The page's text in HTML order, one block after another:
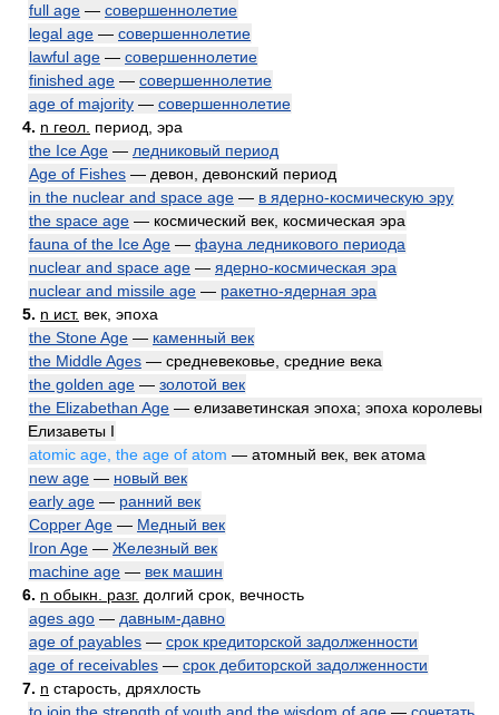
full age — совершеннолетие
legal age — совершеннолетие
lawful age — совершеннолетие
finished age — совершеннолетие
age of majority — совершеннолетие
4. n геол. период, эра
the Ice Age — ледниковый период
Age of Fishes — девон, девонский период
in the nuclear and space age — в ядерно-космическую эру
the space age — космический век, космическая эра
fauna of the Ice Age — фауна ледникового периода
nuclear and space age — ядерно-космическая эра
nuclear and missile age — ракетно-ядерная эра
5. n ист. век, эпоха
the Stone Age — каменный век
the Middle Ages — средневековье, средние века
the golden age — золотой век
the Elizabethan Age — елизаветинская эпоха; эпоха королевы
Елизаветы I
atomic age, the age of atom — атомный век, век атома
new age — новый век
early age — ранний век
Copper Age — Медный век
Iron Age — Железный век
machine age — век машин
6. n обыкн. разг. долгий срок, вечность
ages ago — давным-давно
age of payables — срок кредиторской задолженности
age of receivables — срок дебиторской задолженности
7. n старость, дряхлость